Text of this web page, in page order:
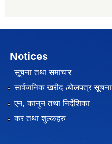
Notices
सूचना तथा समाचार
सार्वजनिक खरीद /बोलपत्र सूचना
एन, कानुन तथा निर्देशिका
कर तथा शुल्कहरु